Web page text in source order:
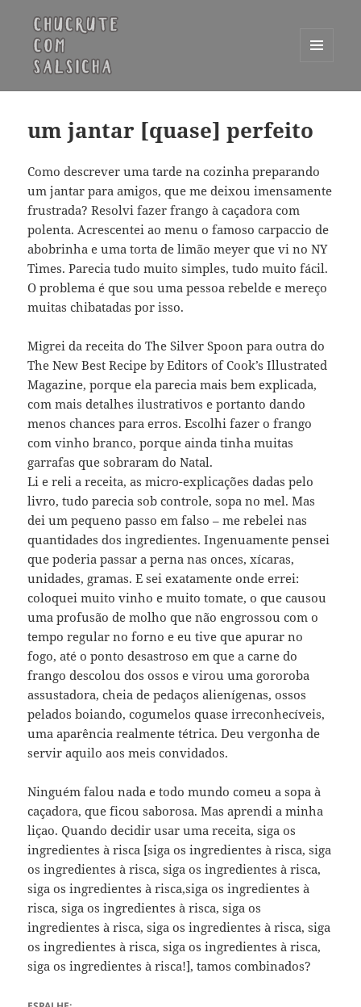
WIDGETS
um jantar [quase] perfeito
Como descrever uma tarde na cozinha preparando
um jantar para amigos, que me deixou imensamente
frustrada? Resolvi fazer frango à caçadora com
polenta. Acrescentei ao menu o famoso carpaccio de
abobrinha e uma torta de limão meyer que vi no NY
Times. Parecia tudo muito simples, tudo muito fácil.
O problema é que sou uma pessoa rebelde e mereço
muitas chibatadas por isso.
Migrei da receita do The Silver Spoon para outra do
The New Best Recipe by Editors of Cook’s Illustrated
Magazine, porque ela parecia mais bem explicada,
com mais detalhes ilustrativos e portanto dando
menos chances para erros. Escolhi fazer o frango
com vinho branco, porque ainda tinha muitas
garrafas que sobraram do Natal.
Li e reli a receita, as micro-explicações dadas pelo
livro, tudo parecia sob controle, sopa no mel. Mas
dei um pequeno passo em falso – me rebelei nas
quantidades dos ingredientes. Ingenuamente pensei
que poderia passar a perna nas onces, xícaras,
unidades, gramas. E sei exatamente onde errei:
coloquei muito vinho e muito tomate, o que causou
uma profusão de molho que não engrossou com o
tempo regular no forno e eu tive que apurar no
fogo, até o ponto desastroso em que a carne do
frango descolou dos ossos e virou uma gororoba
assustadora, cheia de pedaços alienígenas, ossos
pelados boiando, cogumelos quase irreconhecíveis,
uma aparência realmente tétrica. Deu vergonha de
servir aquilo aos meis convidados.
Ninguém falou nada e todo mundo comeu a sopa à
caçadora, que ficou saborosa. Mas aprendi a minha
liçao. Quando decidir usar uma receita, siga os
ingredientes à risca [siga os ingredientes à risca, siga
os ingredientes à risca, siga os ingredientes à risca,
siga os ingredientes à risca,siga os ingredientes à
risca, siga os ingredientes à risca, siga os
ingredientes à risca, siga os ingredientes à risca, siga
os ingredientes à risca, siga os ingredientes à risca,
siga os ingredientes à risca!], tamos combinados?